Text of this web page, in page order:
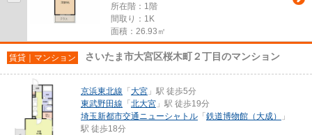
所在階：1階
間取り：1K
面積：26.93㎡
賃貸｜マンション さいたま市大宮区桜木町２丁目のマンション
京浜東北線 「 大宮 」駅 徒歩5分
東武野田線 「 北大宮 」駅 徒歩19分
埼玉新都市交通ニューシャトル 「 鉄道博物館（大成）
」
駅 徒歩18分